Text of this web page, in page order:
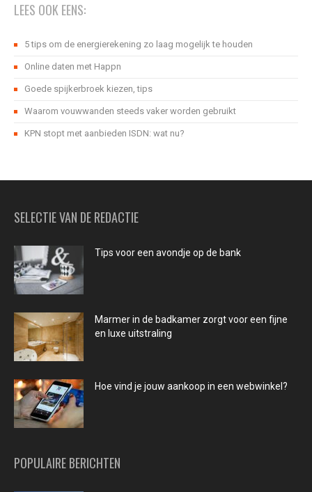
LEES OOK EENS:
5 tips om de energierekening zo laag mogelijk te houden
Online daten met Happn
Goede spijkerbroek kiezen, tips
Waarom vouwwanden steeds vaker worden gebruikt
KPN stopt met aanbieden ISDN: wat nu?
SELECTIE VAN DE REDACTIE
Tips voor een avondje op de bank
Marmer in de badkamer zorgt voor een fijne
en luxe uitstraling
Hoe vind je jouw aankoop in een webwinkel?
POPULAIRE BERICHTEN